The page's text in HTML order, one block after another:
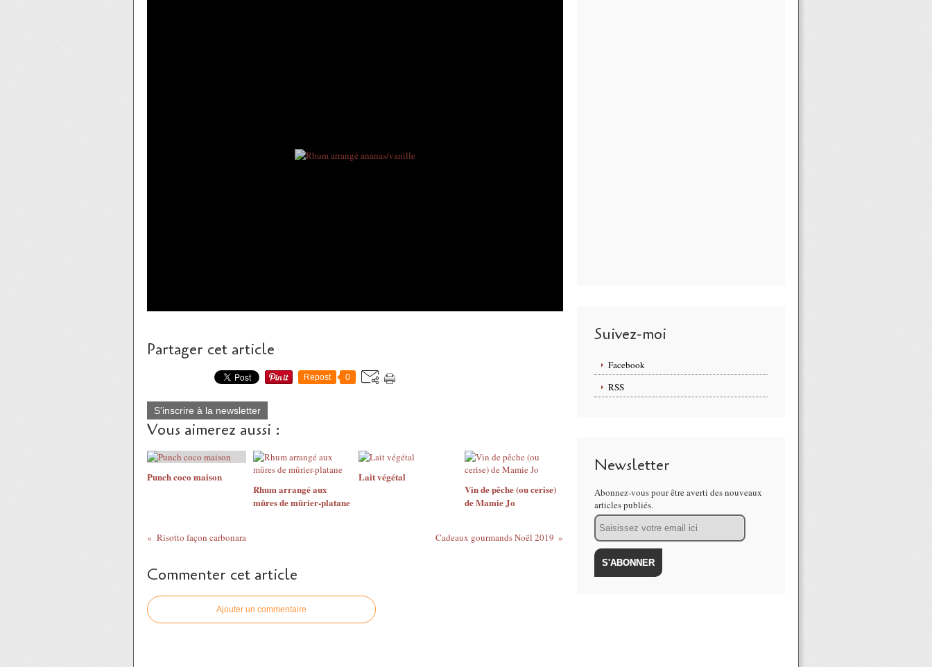
Partager cet article
Repost 0
S'inscrire à la newsletter
Vous aimerez aussi :
Punch coco maison
Rhum arrangé aux
mûres de mûrier-platane
Lait végétal
Vin de pêche (ou cerise)
de Mamie Jo
Risotto façon carbonara Cadeaux gourmands Noël 2019
Commenter cet article
Ajouter un commentaire
Suivez-moi
Facebook
RSS
Newsletter
Abonnez-vous pour être averti des nouveaux
articles publiés.
Email